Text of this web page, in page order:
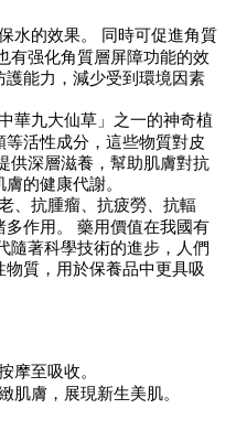
水的效果。 同時可促進角質
有强化角質層屏障功能的效
能力，減少受到環境因素
華九大仙草」之一的神奇植
活性成分，這些物質對皮
供深層滋養，幫助肌膚對抗
的健康代謝。
、抗腫瘤、抗疲勞、抗輻
作用。 藥用價值在我國有
隨著科學技術的進步，人們
質，用於保養品中更具吸
摩至吸收。
肌膚，展現新生美肌。